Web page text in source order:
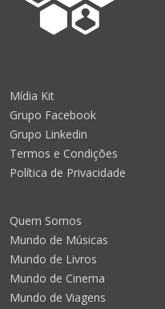
Mídia Kit
Grupo Facebook
Grupo Linkedin
Termos e Condições
Política de Privacidade
Quem Somos
Mundo de Músicas
Mundo de Livros
Mundo de Cinema
Mundo de Viagens